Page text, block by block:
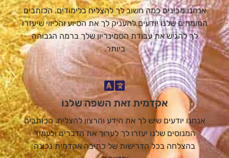
אנחנו מבינים כמה חשוב לך להצליח בלימודים. הכותבים
המומחים שלנו יודעים להעניק לך את הסיוע והליווי שיעזרו
לך להגיש את עבודת הסמינריון שלך ברמה הגבוהה
ביותר.
אקדמית זאת השפה שלנו
אנחנו יודעים שיש לך את הידע והרצון להצליח. הכותבים
המנוסים שלנו יעזרו לך לערוך את הדברים ולעמוד
בהצלחה בכל הדרישות של כתיבה אקדמית נכונה